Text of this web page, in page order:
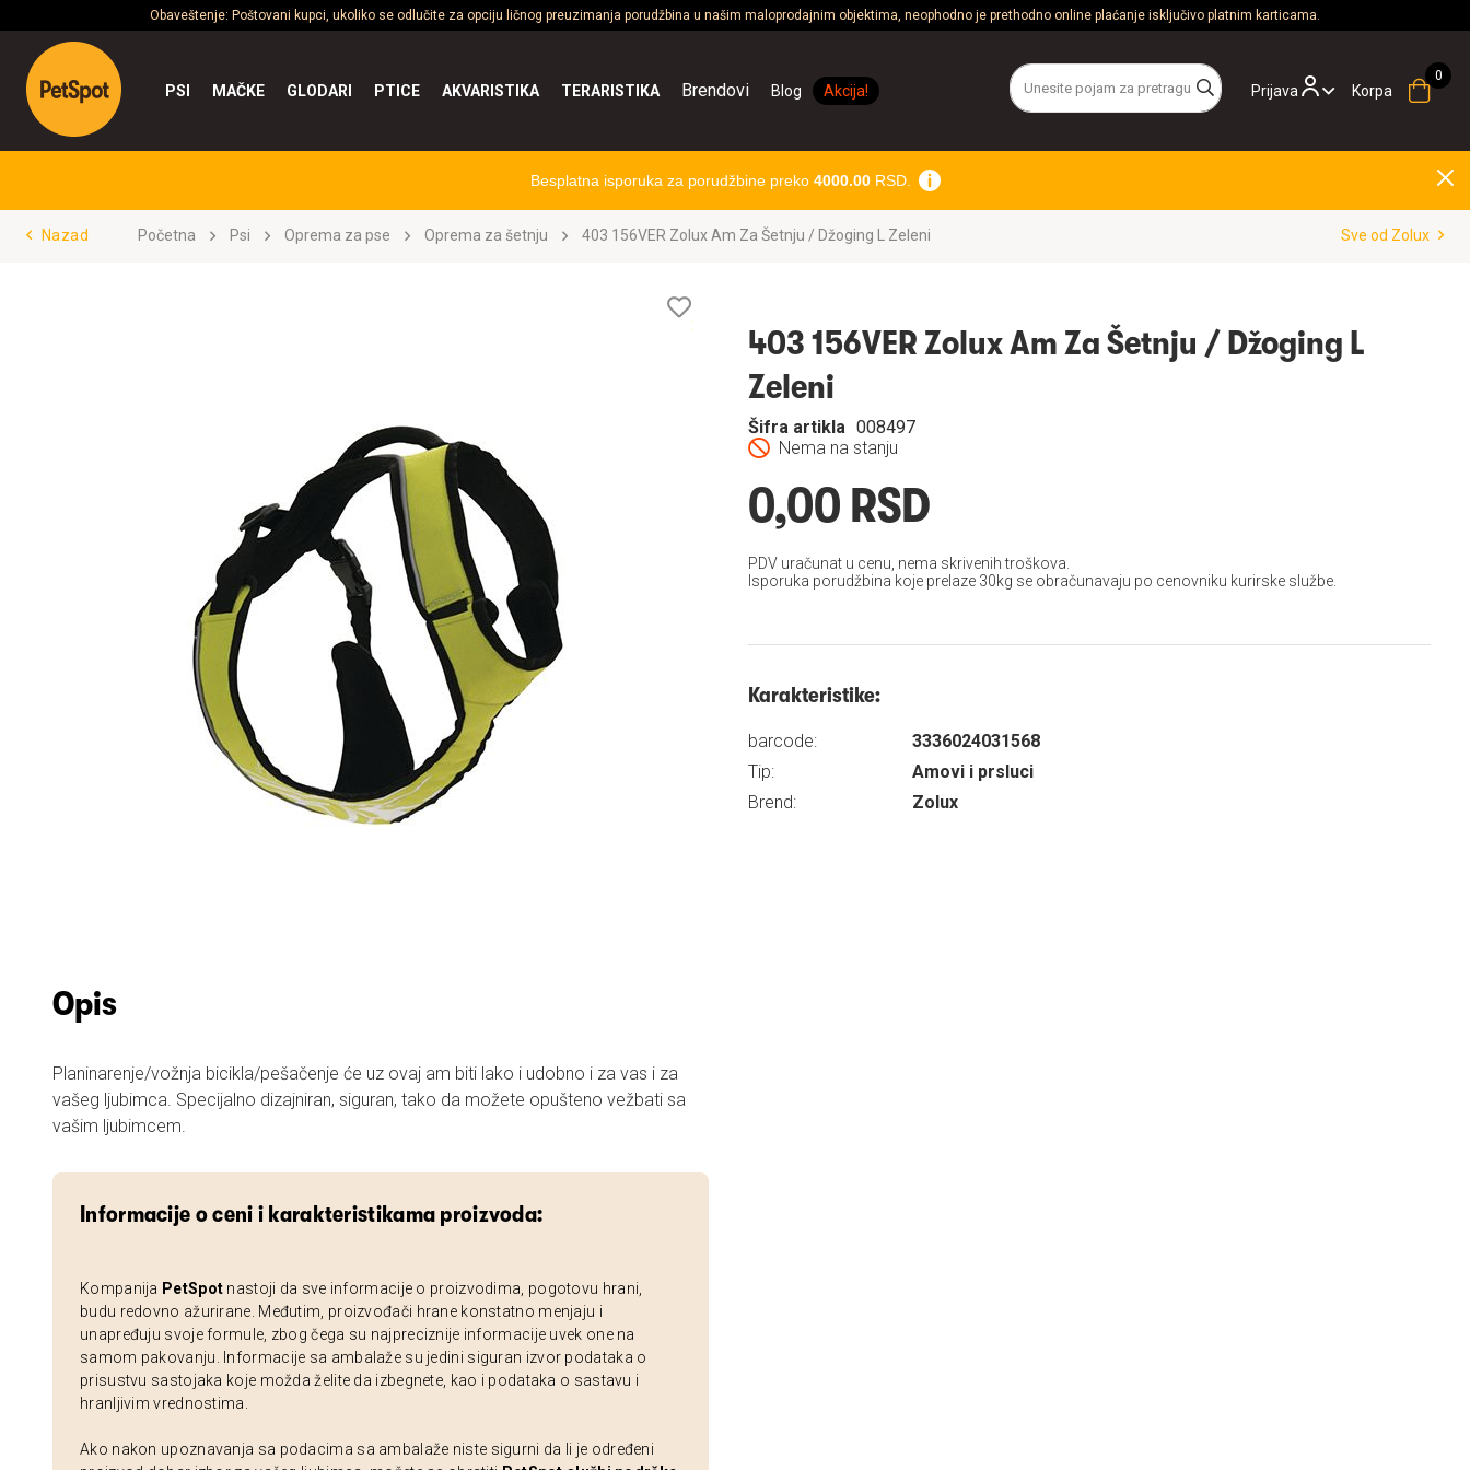
Obaveštenje: Poštovani kupci, ukoliko se odlučite za opciju ličnog preuzimanja porudžbina u našim maloprodajnim objektima, neophodno je prethodno online plaćanje isključivo platnim karticama.
Prijava
PSI MAČKE GLODARI PTICE AKVARISTIKA TERARISTIKA Brendovi Blog Akcija! Korpa
Besplatna isporuka za porudžbine preko 4000.00RSD.
Nazad Početna Psi Oprema za pse Oprema za šetnju 403 156VER Zolux Am Za Šetnju / Džoging L Zeleni Sve od Zolux
Opis
Planinarenje/vožnja bicikla/pešačenje će uz ovaj am biti lako i udobno i za vas i za
vašeg ljubimca. Specijalno dizajniran, siguran, tako da možete opušteno vežbati sa
vašim ljubimcem.
Informacije o ceni i karakteristikama proizvoda:
Kompanija PetSpot nastoji da sve informacije o proizvodima, pogotovu hrani,
budu redovno ažurirane. Međutim, proizvođači hrane konstatno menjaju i
unapređuju svoje formule, zbog čega su najpreciznije informacije uvek one na
samom pakovanju. Informacije sa ambalaže su jedini siguran izvor podataka o
prisustvu sastojaka koje možda želite da izbegnete, kao i podataka o sastavu i
hranljivim vrednostima.
Ako nakon upoznavanja sa podacima sa ambalaže niste sigurni da li je određeni
želja
403 156VER Zolux Am Za Šetnju / Džoging L
Zeleni
Nema na stanju
Šifra artikla 008497
0,00 RSD
PDV uračunat u cenu, nema skrivenih troškova.
Isporuka porudžbina koje prelaze 30kg se obračunavaju po cenovniku kurirske službe.
Karakteristike:
barcode:
3336024031568
Tip:
Amovi i prsluci
Brend:
Zolux